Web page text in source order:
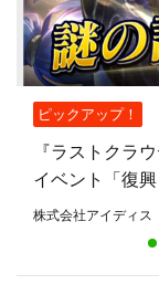
ピックアップ！
『ラストクラ
イベント「復
株式会社アイディス